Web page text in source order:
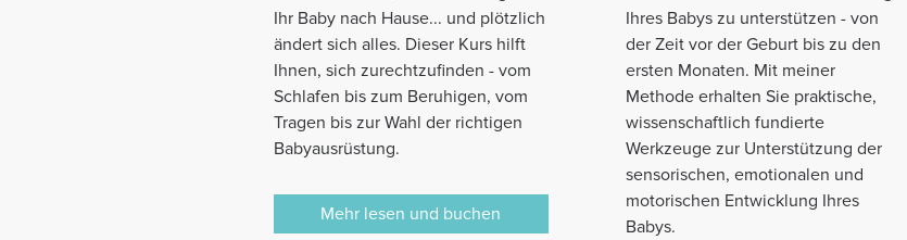
Ihr Baby nach Hause... und plötzlich
ändert sich alles. Dieser Kurs hilft
Ihnen, sich zurechtzufinden - vom
Schlafen bis zum Beruhigen, vom
Tragen bis zur Wahl der richtigen
Babyausrüstung.
Mehr lesen und buchen
Ihres Babys zu unterstützen - von
der Zeit vor der Geburt bis zu den
ersten Monaten. Mit meiner
Methode erhalten Sie praktische,
wissenschaftlich fundierte
Werkzeuge zur Unterstützung der
sensorischen, emotionalen und
motorischen Entwicklung Ihres
Babys.